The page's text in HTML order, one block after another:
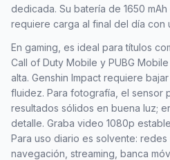
dedicada. Su batería de 1650
requiere carga al final del día con
En gaming, es ideal para títulos
Call of Duty Mobile y PUBG
alta. Genshin Impact requiere
fluidez. Para fotografía, el sensor
resultados sólidos en buena luz;
detalle. Graba video 1080p
Para uso diario es solvente: redes
navegación, streaming, banca